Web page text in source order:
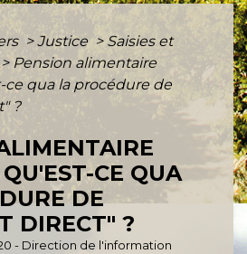
> Justice > Saisies et
> Pension alimentaire
ce qua la procédure de
?
CE QUA
DE
DIRECT" ?
- Direction de l'information